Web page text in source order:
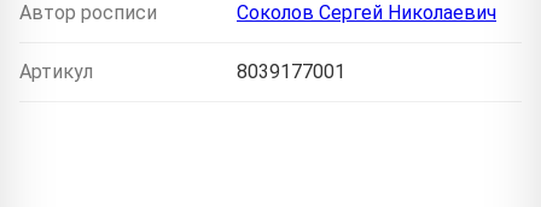
Автор росписи Соколов Сергей Николаевич
Артикул 8039177001